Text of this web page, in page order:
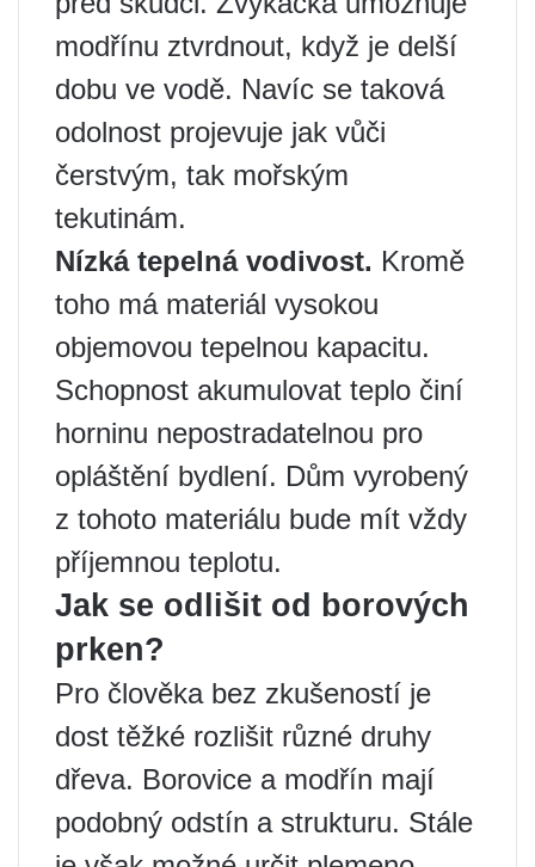
modřínu ztvrdnout, když je delší
dobu ve vodě. Navíc se taková
odolnost projevuje jak vůči
čerstvým, tak mořským
tekutinám.
Nízká tepelná vodivost. Kromě
toho má materiál vysokou
objemovou tepelnou kapacitu.
Schopnost akumulovat teplo činí
horninu nepostradatelnou pro
opláštění bydlení. Dům vyrobený
z tohoto materiálu bude mít vždy
příjemnou teplotu.
Jak se odlišit od borových
prken?
Pro člověka bez zkušeností je
dost těžké rozlišit různé druhy
dřeva. Borovice a modřín mají
podobný odstín a strukturu. Stále